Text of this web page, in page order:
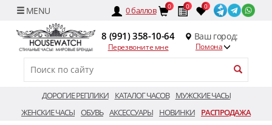
0баллов 0 0 0
8 (991) 358-10-64
Перезвоните мне
Ваш город:
Помона
ДОРОГИЕ РЕПЛИКИ КАТАЛОГ ЧАСОВ
МУЖСКИЕ ЧАСЫ
ЖЕНСКИЕ ЧАСЫ ОБУВЬ АКСЕССУАРЫ НОВИНКИ РАСПРОДАЖА